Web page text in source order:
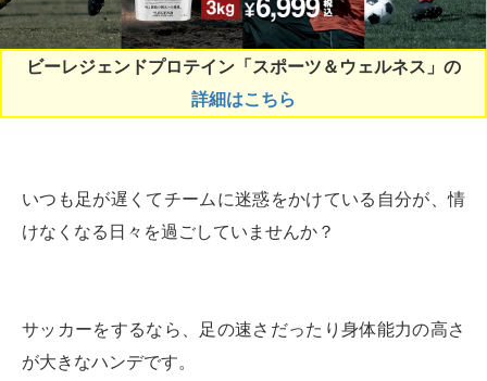
ビーレジェンドプロテイン「スポーツ＆ウェルネス」の
詳細はこちら
いつも足が遅くてチームに迷惑をかけている自分が、情
けなくなる日々を過ごしていませんか？
サッカーをするなら、足の速さだったり身体能力の高さ
が大きなハンデです。